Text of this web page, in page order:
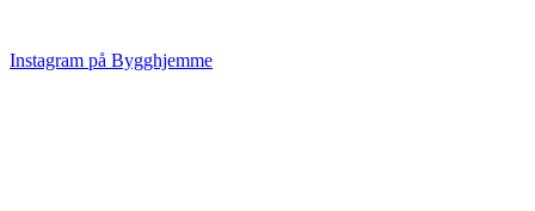
Instagram på Bygghjemme